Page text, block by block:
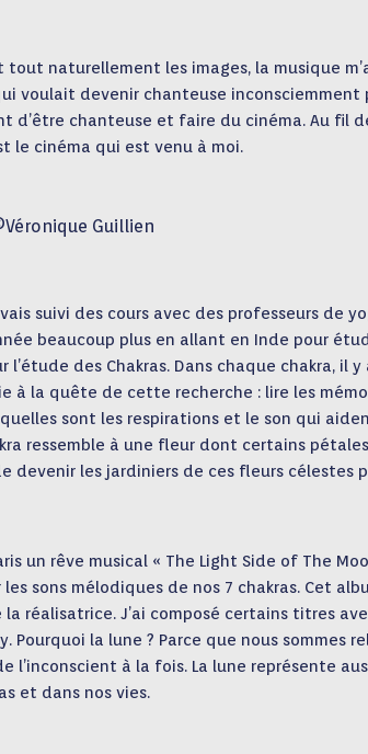
tout naturellement les images, la musique
voulait devenir chanteuse inconsciemment
d’être chanteuse et faire du cinéma. Au fil
le cinéma qui est venu à moi.
Guillien
suivi des cours avec des professeurs de
beaucoup plus en allant en Inde pour
des Chakras. Dans chaque chakra, il
à la quête de cette recherche : lire les
sont les respirations et le son qui
ressemble à une fleur dont certains
devenir les jardiniers de ces fleurs célestes
un rêve musical « The Light Side of The
sons mélodiques de nos 7 chakras. Cet
réalisatrice. J’ai composé certains titres
la lune ? Parce que nous sommes
à la fois. La lune représente
et dans nos vies.